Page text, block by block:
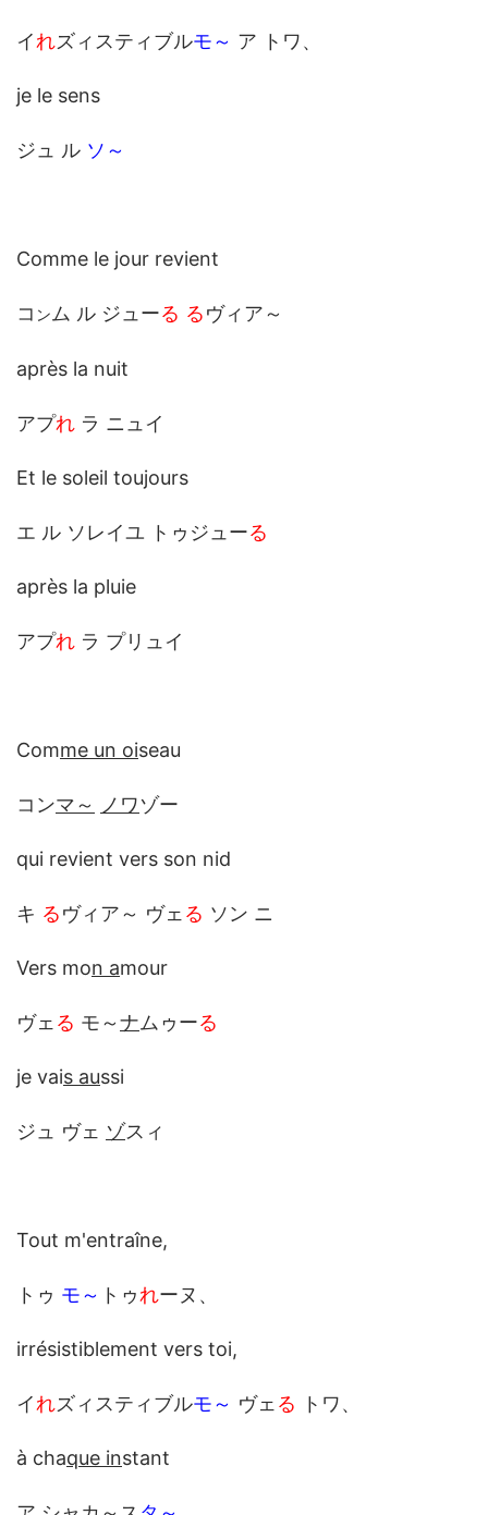
イれズィスティブルモ～ ア トワ、
je le sens
ジュ ル ソ～
Comme le jour revient
コ ンム ル ジューる るヴィア～
après la nuit
アプれ ラ ニュイ
Et le soleil toujours
エ ル ソレイユ トゥジューる
après la pluie
アプれ ラ プリュイ
Comme un oiseau
コンマ～ ノワゾー
qui revient vers son nid
キ るヴィア～ ヴェる ソン ニ
Vers mon amour
ヴェる モ～ナムゥーる
je vais aussi
ジュ ヴェ ゾスィ
Tout m'entraîne,
トゥ モ～ トゥれーヌ、
irrésistiblement vers toi,
イれズィスティブルモ～ ヴェる トワ、
à chaque instant